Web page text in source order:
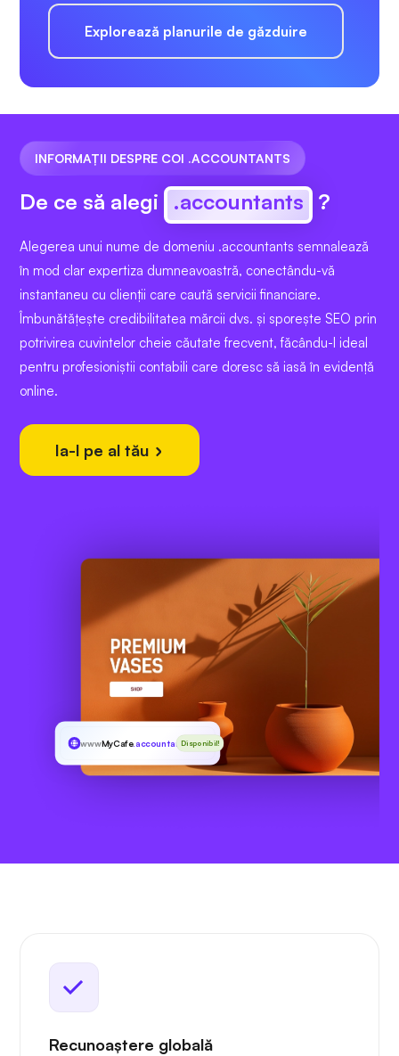
Explorează planurile de găzduire
INFORMAȚII DESPRE COI .ACCOUNTANTS
De ce să alegi .accountants ?
Alegerea unui nume de domeniu .accountants semnalează
în mod clar expertiza dumneavoastră, conectându-vă
instantaneu cu clienții care caută servicii financiare.
Îmbunătățește credibilitatea mărcii dvs. și sporește SEO prin
potrivirea cuvintelor cheie căutate frecvent, făcându-l ideal
pentru profesioniștii contabili care doresc să iasă în evidență
online.
Ia-l pe al tău
wwwMyCafe.accountantsDisponibil!
Recunoaștere globală